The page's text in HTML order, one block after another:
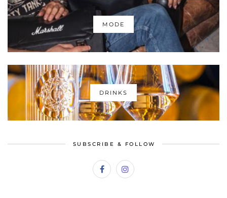
MODE
DRINKS
SUBSCRIBE & FOLLOW